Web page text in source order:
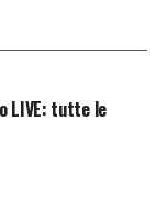
LIVE: tutte le